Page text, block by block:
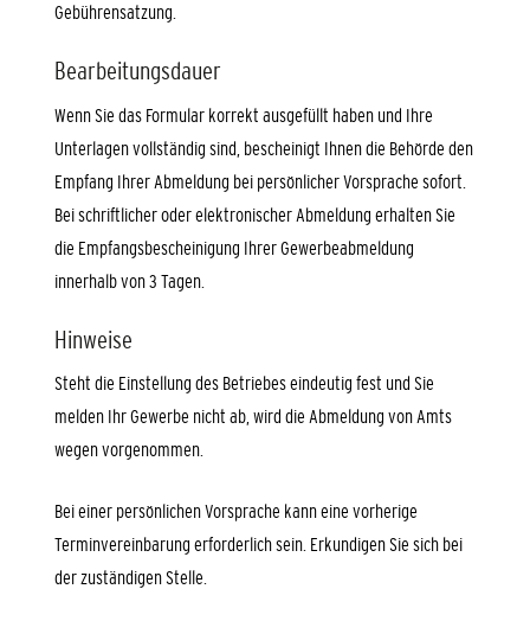
Gebührensatzung.
Bearbeitungsdauer
Wenn Sie das Formular korrekt ausgefüllt haben und Ihre
Unterlagen vollständig sind, bescheinigt Ihnen die Behörde den
Empfang Ihrer Abmeldung bei persönlicher Vorsprache sofort.
Bei schriftlicher oder elektronischer Abmeldung erhalten Sie
die Empfangsbescheinigung Ihrer Gewerbeabmeldung
innerhalb von 3 Tagen.
Hinweise
Steht die Einstellung des Betriebes eindeutig fest und Sie
melden Ihr Gewerbe nicht ab, wird die Abmeldung von Amts
wegen vorgenommen.
Bei einer persönlichen Vorsprache kann eine vorherige
Terminvereinbarung erforderlich sein. Erkundigen Sie sich bei
der zuständigen Stelle.